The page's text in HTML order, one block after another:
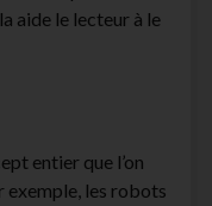
aide le lecteur à le
entier que l’on
exemple, les robots